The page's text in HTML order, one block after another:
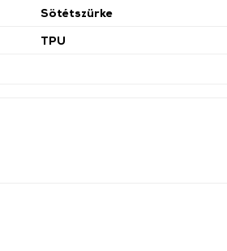
Sötétszürke
TPU